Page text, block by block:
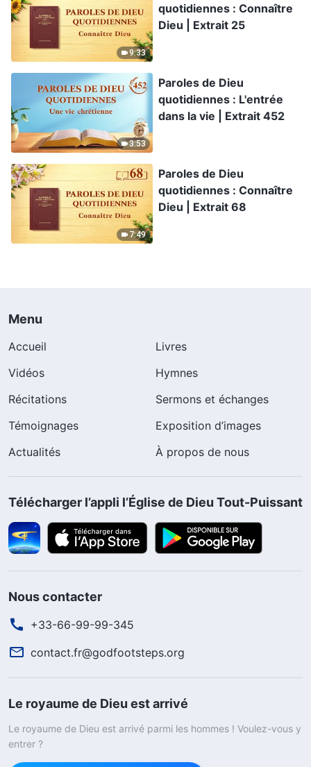
9:33
quotidiennes : Connaître
Dieu | Extrait 25
3:53
Paroles de Dieu
quotidiennes : L'entrée
dans la vie | Extrait 452
7:49
Paroles de Dieu
quotidiennes : Connaître
Dieu | Extrait 68
Menu
Accueil
Livres
Vidéos
Hymnes
Récitations
Sermons et échanges
Témoignages
Exposition d’images
Actualités
À propos de nous
Télécharger l’appli l’Église de Dieu Tout-Puissant
Nous contacter
+33-66-99-99-345
contact.fr@godfootsteps.org
Le royaume de Dieu est arrivé
Le royaume de Dieu est arrivé parmi les hommes ! Voulez-vous y
entrer ?